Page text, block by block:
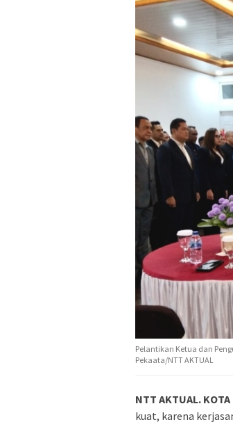
Pelantikan Ketua dan
Pekaata/NTT AKTUAL
NTT AKTUAL. KOTA
kuat, karena